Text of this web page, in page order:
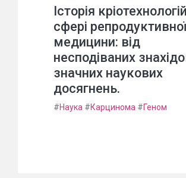
Історія
сфері
медицини: від
несподіваних
значних наукових
досягнень.
#Наука #Карцинома #Геном